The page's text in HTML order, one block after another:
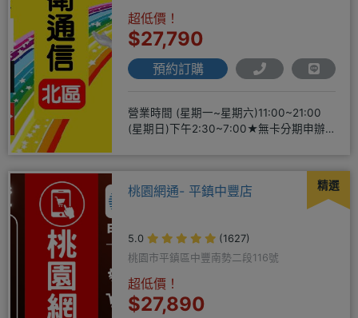
超低價！
$27,790
預約訂購
營業時間 (星期一~星期六)11:00~21:00
(星期日)下午2:30~7:00★無卡分期申辦
精選
桃園網通- 平鎮中豐店
5.0
(1627)
桃園市平鎮區中豐南勢二段116號
超低價！
$27,890